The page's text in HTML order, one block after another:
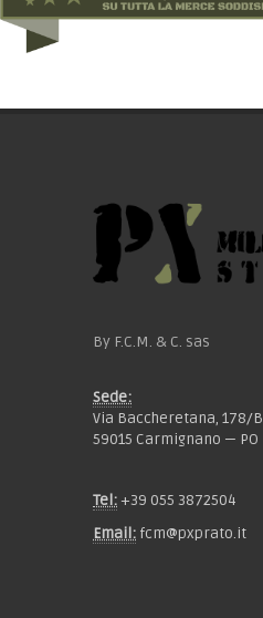
By F.C.M. & C. sas
Sede:
Via Baccheretana, 178/B
59015 Carmignano — PO
Tel: +39 055 3872504
Email: fcm@pxprato.it